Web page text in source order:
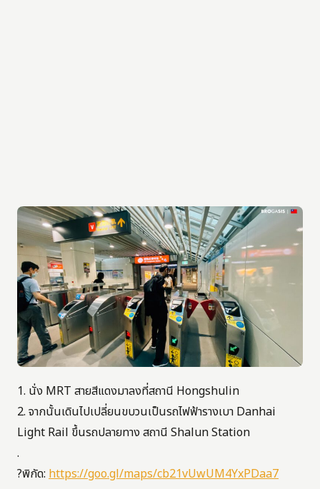
1. นั่ง MRT สายสีแดงมาลงที่สถานี Hongshulin
2. จากนั้นเดินไปเปลี่ยนขบวนเป็นรถไฟฟ้ารางเบา Danhai
Light Rail ขึ้นรถปลายทาง สถานี Shalun Station
.
?พิกัด: https://goo.gl/maps/cb21vUwUM4YxPDaa7